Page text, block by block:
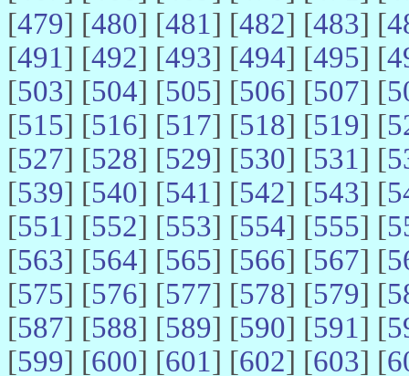
[479] [480] [481] [482] [483] [
[491] [492] [493] [494] [495] [
[503] [504] [505] [506] [507] [
[515] [516] [517] [518] [519] [
[527] [528] [529] [530] [531] [
[539] [540] [541] [542] [543] [
[551] [552] [553] [554] [555] [
[563] [564] [565] [566] [567] [
[575] [576] [577] [578] [579] [
[587] [588] [589] [590] [591] [
[599] [600] [601] [602] [603] [